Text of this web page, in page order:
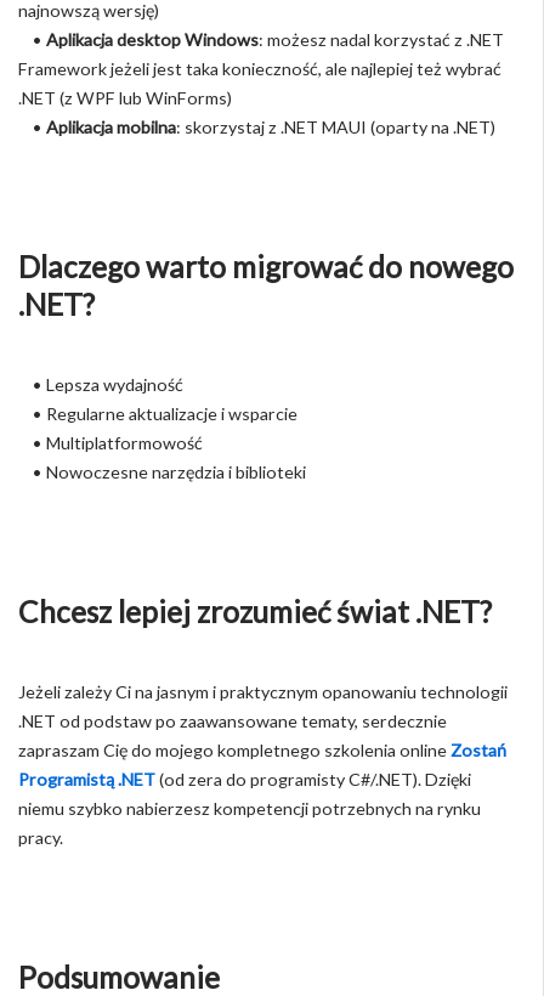
najnowszą wersję)
• Aplikacja desktop Windows: możesz nadal korzystać z .NET
Framework jeżeli jest taka konieczność, ale najlepiej też wybrać
.NET (z WPF lub WinForms)
• Aplikacja mobilna: skorzystaj z .NET MAUI (oparty na .NET)
Dlaczego warto migrować do nowego
.NET?
• Lepsza wydajność
• Regularne aktualizacje i wsparcie
• Multiplatformowość
• Nowoczesne narzędzia i biblioteki
Chcesz lepiej zrozumieć świat .NET?
Jeżeli zależy Ci na jasnym i praktycznym opanowaniu technologii
.NET od podstaw po zaawansowane tematy, serdecznie
zapraszam Cię do mojego kompletnego szkolenia online Zostań
Programistą .NET(od zera do programisty C#/.NET). Dzięki
niemu szybko nabierzesz kompetencji potrzebnych na rynku
pracy.
Podsumowanie